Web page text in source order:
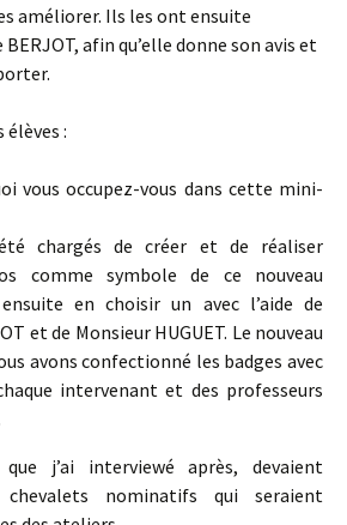
améliorer. Ils les ont ensuite
afin qu’elle donne son avis et
élèves :
vous occupez-vous dans cette mini-
chargés de créer et de réaliser
comme symbole de ce nouveau
en choisir un avec l’aide de
et de Monsieur HUGUET. Le nouveau
avons confectionné les badges avec
intervenant et des professeurs
j’ai interviewé après, devaient
nominatifs qui seraient